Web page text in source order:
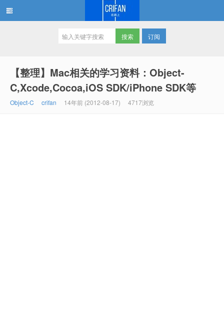
订阅
【整理】Mac相关的学习资料：Object-
C,Xcode,Cocoa,iOS SDK/iPhone SDK等
Object-C crifan 14年前 (2012-08-17) 4717浏览